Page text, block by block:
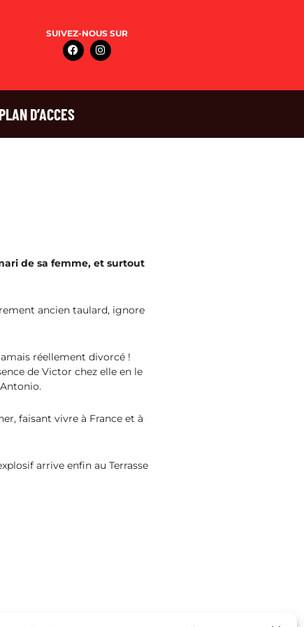
SUIVEZ-NOUS SUR
D’ACCES
de sa femme, et surtout
ancien taulard, ignore
réellement divorcé !
de Victor chez elle en le
faisant vivre à France et à
arrive enfin au Terrasse